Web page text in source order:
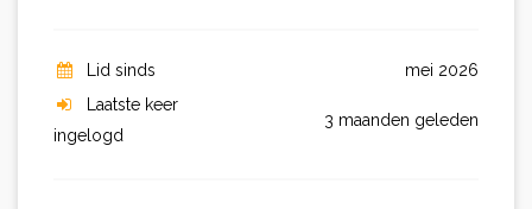
Lid sinds
mei 2026
Laatste keer
ingelogd
3 maanden geleden